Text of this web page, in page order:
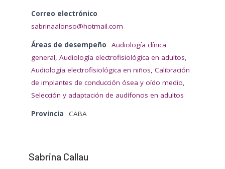
Correo electrónico
sabrinaalonso@hotmail.com
Áreas de desempeño
Audiología clínica
general, Audiología electrofisiológica en adultos,
Audiología electrofisiológica en niños, Calibración
de implantes de conducción ósea y oído medio,
Selección y adaptación de audífonos en adultos
Provincia CABA
Sabrina Callau